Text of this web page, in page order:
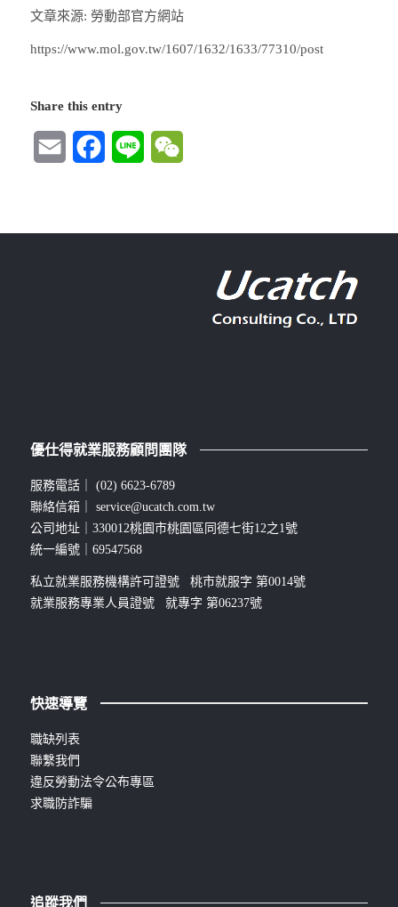
文章來源: 勞動部官方網站
https://www.mol.gov.tw/1607/1632/1633/77310/post
Share this entry
Email FacebookLine
優仕得就業服務顧問團隊
服務電話｜ (02) 6623-6789
聯絡信箱｜ service@ucatch.com.tw
公司地址｜330012桃園市桃園區同德七街12之1號
統一編號｜69547568
私立就業服務機構許可證號 桃市就服字 第0014號
就業服務專業人員證號 就專字 第06237號
快速導覽
職缺列表
聯繫我們
違反勞動法令公布專區
求職防詐騙
追蹤我們